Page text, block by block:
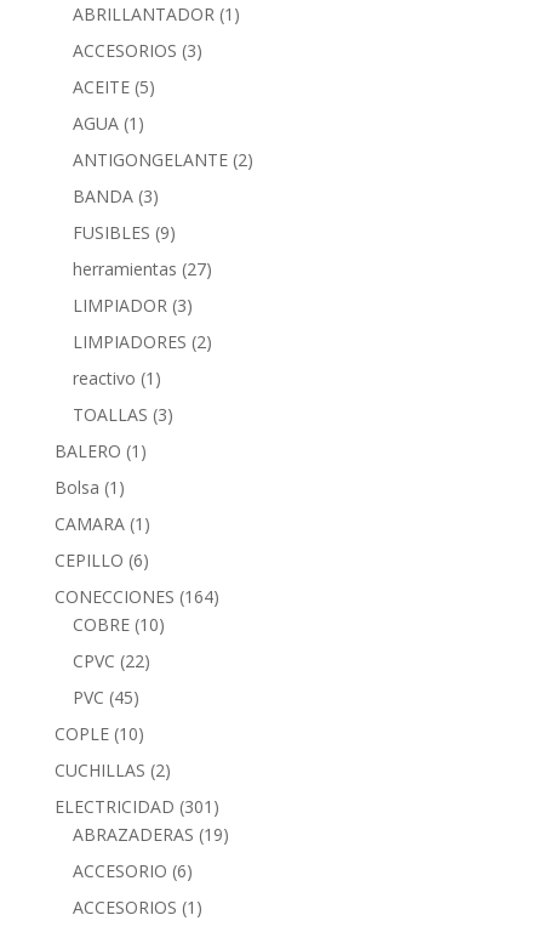
ABRILLANTADOR (1)
ACCESORIOS (3)
ACEITE (5)
AGUA (1)
ANTIGONGELANTE (2)
BANDA (3)
FUSIBLES (9)
herramientas (27)
LIMPIADOR (3)
LIMPIADORES (2)
reactivo (1)
TOALLAS (3)
BALERO (1)
Bolsa (1)
CAMARA (1)
CEPILLO (6)
CONECCIONES (164)
COBRE (10)
CPVC (22)
PVC (45)
COPLE (10)
CUCHILLAS (2)
ELECTRICIDAD (301)
ABRAZADERAS (19)
ACCESORIO (6)
ACCESORIOS (1)